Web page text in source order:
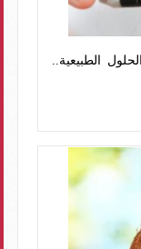
الطبيعية..